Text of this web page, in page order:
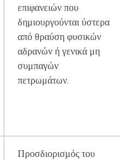
επιφανειών που
δημιουργούνται ύστερα
από θραύση φυσικών
αδρανών ή γενικά μη
συμπαγών
πετρωμάτων.
Προσδιορισμός του